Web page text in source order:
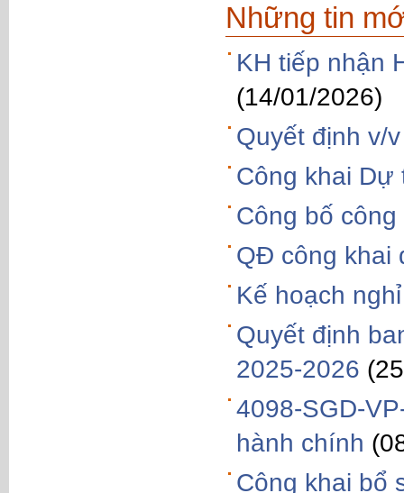
Những tin
KH tiếp nhận
(14/01/2026)
Quyết định v/
Công khai Dự
Công bố
QĐ công khai
Kế hoạch
Quyết định
2025-2026
4098-SGD-
hành chính
Công khai bổ